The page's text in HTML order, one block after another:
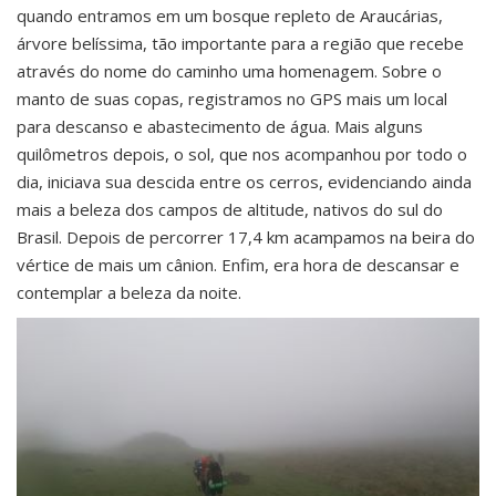
quando entramos em um bosque repleto de Araucárias,
árvore belíssima, tão importante para a região que recebe
através do nome do caminho uma homenagem. Sobre o
manto de suas copas, registramos no GPS mais um local
para descanso e abastecimento de água. Mais alguns
quilômetros depois, o sol, que nos acompanhou por todo o
dia, iniciava sua descida entre os cerros, evidenciando ainda
mais a beleza dos campos de altitude, nativos do sul do
Brasil. Depois de percorrer 17,4 km acampamos na beira do
vértice de mais um cânion. Enfim, era hora de descansar e
contemplar a beleza da noite.